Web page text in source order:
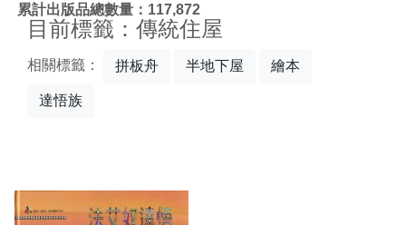
累計出版品總數量：117,872
目前標籤：傳統住屋
相關標籤： 拼板舟 半地下屋 繪本
達悟族